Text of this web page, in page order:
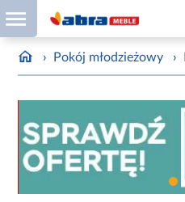
› Pokój młodzieżowy ›